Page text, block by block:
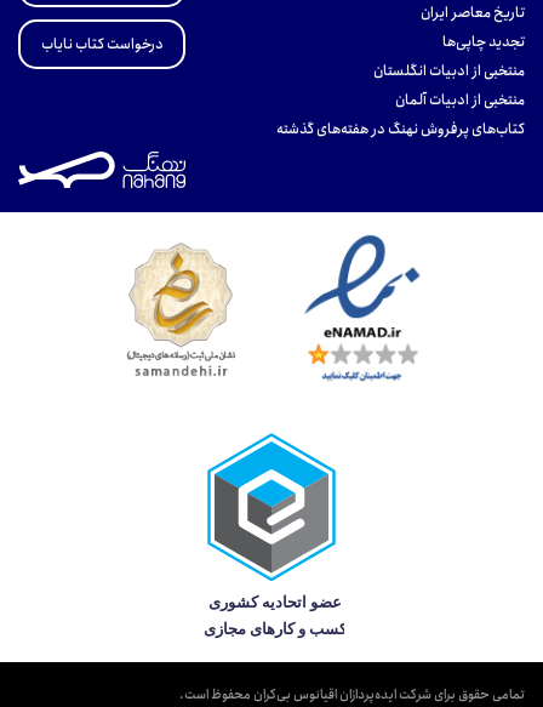
تاریخ معاصر ایران
تجدید چاپی‌ها
منتخبی از ادبیات انگلستان
منتخبی از ادبیات آلمان
کتاب‌های پرفروش نهنگ در هفته‌های گذشته
درخواست کتاب نایاب
تمامی حقوق برای شرکت ایده‌پردازان اقیانوس بی‌کران محفوظ است.